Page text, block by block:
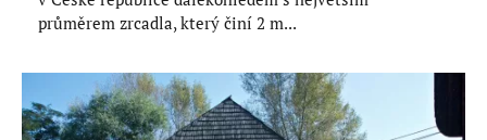
průměrem zrcadla, který činí 2 m...